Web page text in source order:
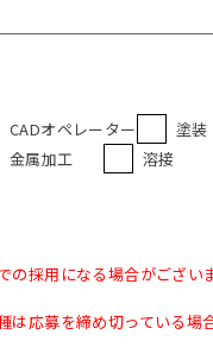
CADオペレーター
塗装
金属加工 溶接
採用になる場合がございま
は応募を締め切っている場